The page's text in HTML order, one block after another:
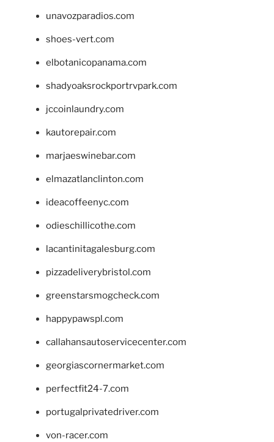
unavozparadios.com
shoes-vert.com
elbotanicopanama.com
shadyoaksrockportrvpark.com
jccoinlaundry.com
kautorepair.com
marjaeswinebar.com
elmazatlanclinton.com
ideacoffeenyc.com
odieschillicothe.com
lacantinitagalesburg.com
pizzadeliverybristol.com
greenstarsmogcheck.com
happypawspl.com
callahansautoservicecenter.com
georgiascornermarket.com
perfectfit24-7.com
portugalprivatedriver.com
von-racer.com